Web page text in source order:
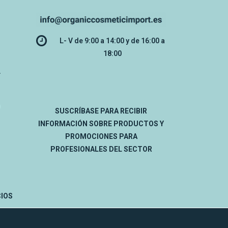
L- V de 9:00 a 14:00 y de 16:00 a
18:00
SUSCRÍBASE PARA RECIBIR
INFORMACIÓN SOBRE PRODUCTOS Y
PROMOCIONES PARA
PROFESIONALES DEL SECTOR